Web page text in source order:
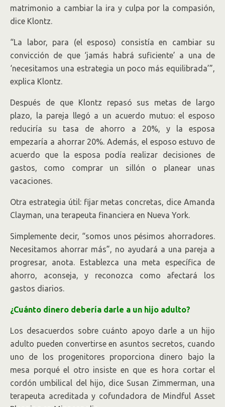
matrimonio a cambiar la ira y culpa por la compasión,
dice Klontz.
“La labor, para (el esposo) consistía en cambiar su
convicción de que ‘jamás habrá suficiente’ a una de
‘necesitamos una estrategia un poco más equilibrada’”,
explica Klontz.
Después de que Klontz repasó sus metas de largo
plazo, la pareja llegó a un acuerdo mutuo: el esposo
reduciría su tasa de ahorro a 20%, y la esposa
empezaría a ahorrar 20%. Además, el esposo estuvo de
acuerdo que la esposa podía realizar decisiones de
gastos, como comprar un sillón o planear unas
vacaciones.
Otra estrategia útil: fijar metas concretas, dice Amanda
Clayman, una terapeuta financiera en Nueva York.
Simplemente decir, “somos unos pésimos ahorradores.
Necesitamos ahorrar más”, no ayudará a una pareja a
progresar, anota. Establezca una meta específica de
ahorro, aconseja, y reconozca como afectará los
gastos diarios.
¿Cuánto dinero debería darle a un hijo adulto?
Los desacuerdos sobre cuánto apoyo darle a un hijo
adulto pueden convertirse en asuntos secretos, cuando
uno de los progenitores proporciona dinero bajo la
mesa porqué el otro insiste en que es hora cortar el
cordón umbilical del hijo, dice Susan Zimmerman, una
terapeuta acreditada y cofundadora de Mindful Asset